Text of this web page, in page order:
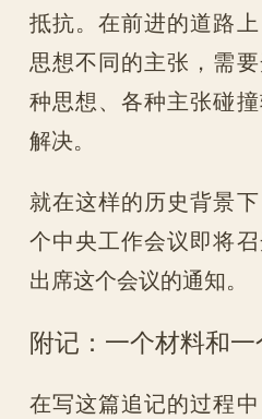
抵抗。在前进的道路
思想不同的主张，需
种思想、各种主张碰
解决。
就在这样的历史背景
个中央工作会议即将
出席这个会议的通知。
附记：一个材料和
在写这篇追记的过程